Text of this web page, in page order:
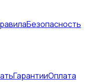
Безопасность
ГарантииОплата